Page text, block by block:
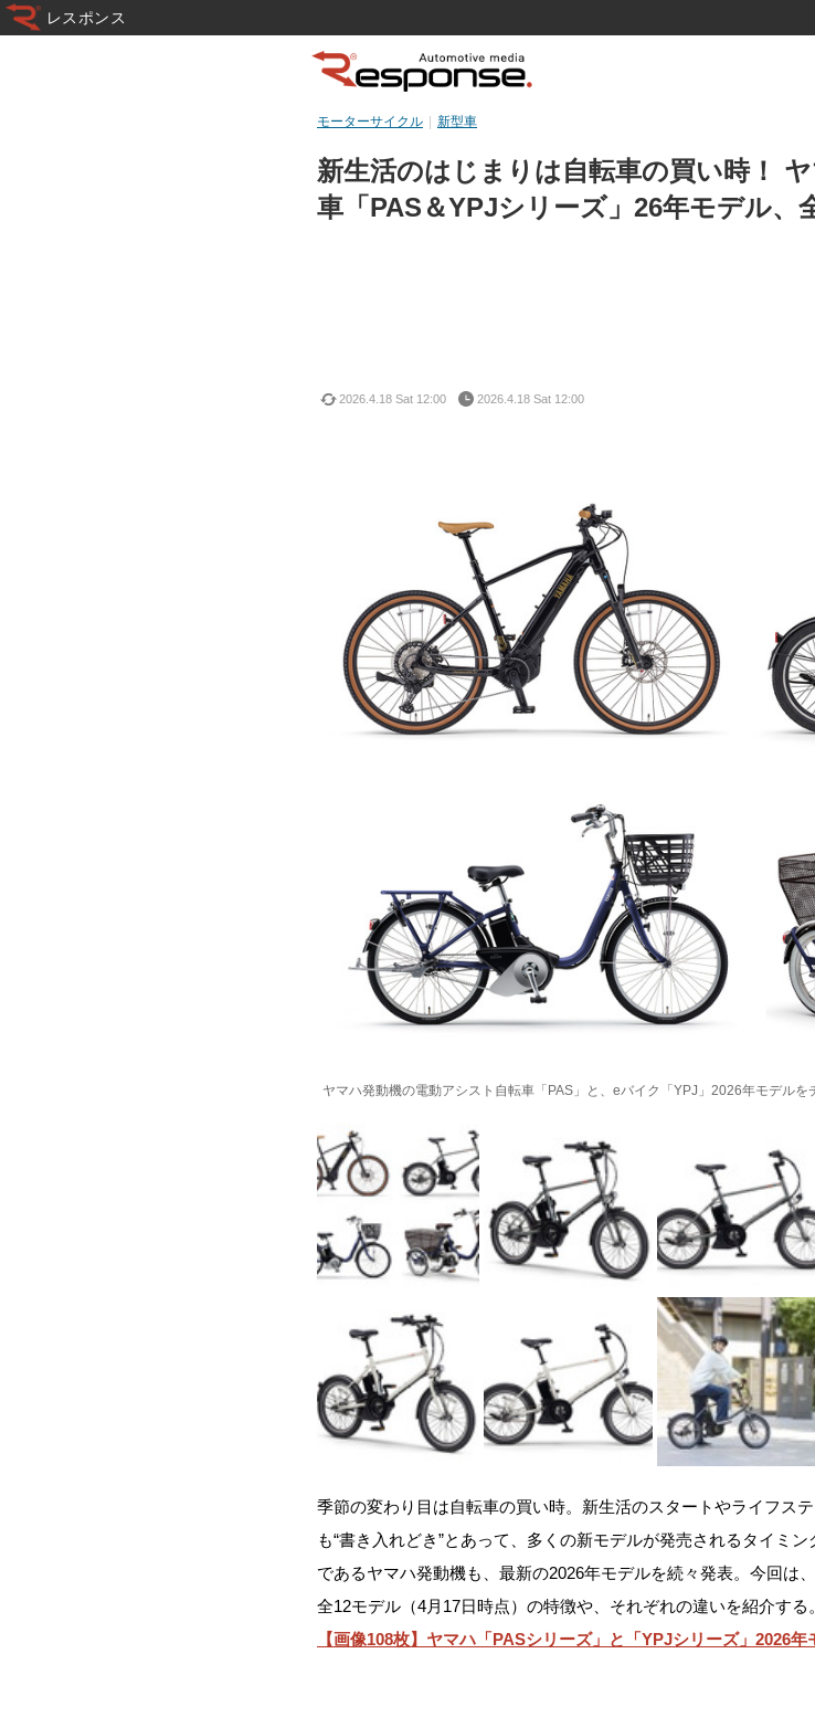
新生活のはじまりは自転車の買い時！
車「PAS＆YPJシリーズ」26年モデル、
モーターサイクル 新型車
2026.4.18 Sat 12:00 2026.4.18 Sat 12:00
ヤマハ発動機の電動アシスト自転車「PAS」と、eバイク「YPJ」2026年モデルを
季節の変わり目は自転車の買い時。新生活のスタートやライフス
も“書き入れどき”とあって、多くの新モデルが発売されるタイミ
であるヤマハ発動機も、最新の2026年モデルを続々発表。今回は
全12モデル（4月17日時点）の特徴や、それぞれの違いを紹介する。
【画像108枚】ヤマハ「PASシリーズ」と「YPJシリーズ」2026年
レスポンス